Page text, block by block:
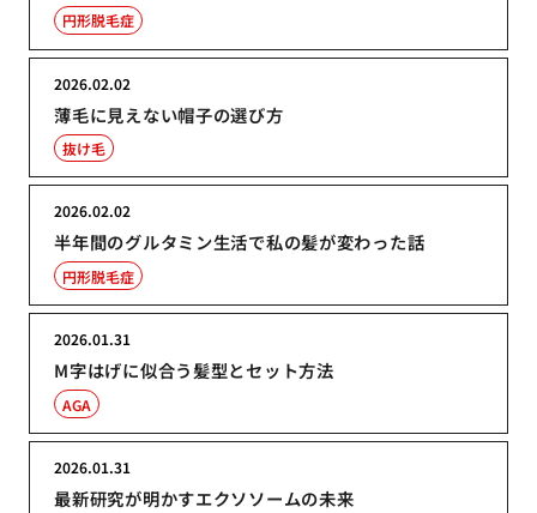
円形脱毛症
薄毛に見えない帽子の選び方
2026.02.02
抜け毛
半年間のグルタミン生活で私の髪が変わった話
2026.02.02
円形脱毛症
M字はげに似合う髪型とセット方法
2026.01.31
AGA
最新研究が明かすエクソソームの未来
2026.01.31